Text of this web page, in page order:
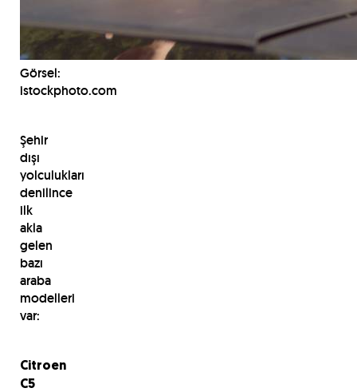
Görsel:
istockphoto.com
Şehir
dışı
yolculukları
denilince
ilk
akla
gelen
bazı
araba
modelleri
var:
Citroen
C5